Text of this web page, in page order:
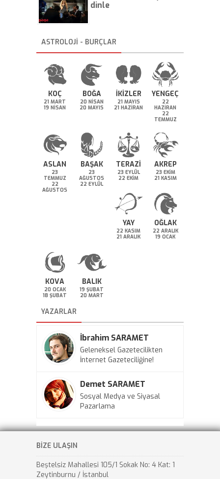
dinle
ASTROLOJİ - BURÇLAR
KOÇ
21 MART
19 NİSAN
BOĞA
20 NİSAN
20 MAYIS
İKİZLER
21 MAYIS
21 HAZİRAN
YENGEÇ
22
HAZİRAN
22
TEMMUZ
ASLAN
23
TEMMUZ
22
AĞUSTOS
BAŞAK
23
AĞUSTOS
22 EYLÜL
TERAZİ
23 EYLÜL
22 EKİM
AKREP
23 EKİM
21 KASIM
YAY
22 KASIM
21 ARALIK
OĞLAK
22 ARALIK
19 OCAK
KOVA
20 OCAK
18 ŞUBAT
BALIK
19 ŞUBAT
20 MART
YAZARLAR
İbrahim SARAMET
Geleneksel Gazetecilikten
İnternet Gazeteciliğine!
Demet SARAMET
Sosyal Medya ve Siyasal
Pazarlama
BİZE ULAŞIN
Beştelsiz Mahallesi 105/1 Sokak No: 4 Kat: 1
Zeytinburnu / İstanbul